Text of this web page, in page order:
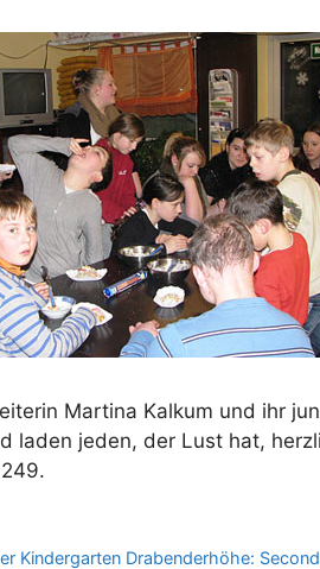
Martina Kalkum und ihr
laden jeden, der Lust hat,
Kindergarten Drabenderhöhe: